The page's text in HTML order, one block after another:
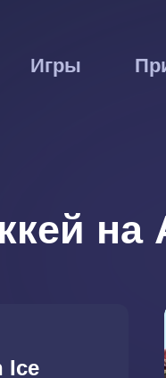
Игры
на
Ice